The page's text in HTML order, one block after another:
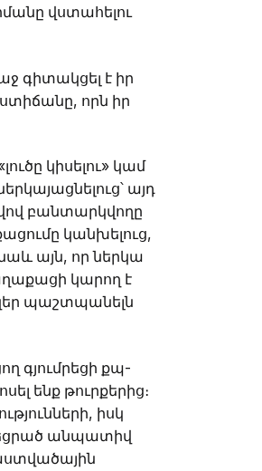
վստահելու
գիտակցել է իր
որն իր
կիսելու» կամ
այդ
բանտարկվողը
կանխելուց,
նաև այն, որ ներկա
կարող է
պաշտպանելն
գյումրեցի քպ-
ենք թուրքերից։
իսկ
անպատիվ